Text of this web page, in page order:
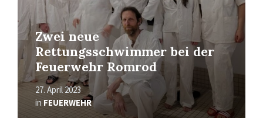
Zwei neue
Rettungsschwimmer bei der
Feuerwehr Romrod
27. April 2023
in FEUERWEHR